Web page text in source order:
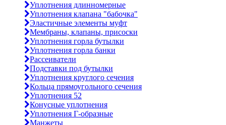
Уплотнения длинномерные
Уплотнения клапана "бабочка"
Эластичные элементы муфт
Мембраны, клапаны, присоски
Уплотнения горла бутылки
Уплотнения горла банки
Рассеиватели
Подставки под бутылки
Уплотнения круглого сечения
Кольца прямоугольного сечения
Уплотнения 52
Конусные уплотнения
Уплотнения Г-образные
Манжеты